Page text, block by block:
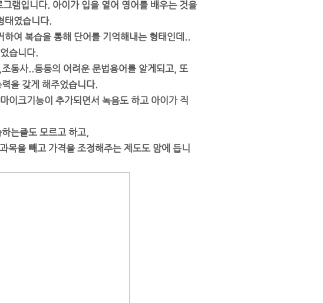
램입니다. 아이가 입을 열어 영어를 배우는 것을
태였습니다.
여 복습을 통해 단어를 기억해내는 형태인데..
습니다.
동사..등등의 어려운 문법용어를 알게되고, 또
을 갖게 해주었습니다.
이크기능이 추가되면서 녹음도 하고 아이가 직
는줄도 모르고 하고,
목을 빼고 가격을 조정해주는 제도도 맘에 듭니